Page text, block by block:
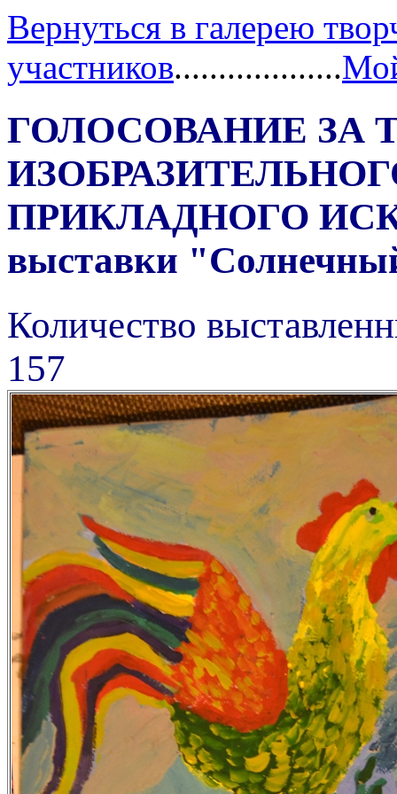
Вернуться в галерею
участников...................
ГОЛОСОВАНИЕ ЗА
ПРИКЛАДНОГО
выставки
Количество
157